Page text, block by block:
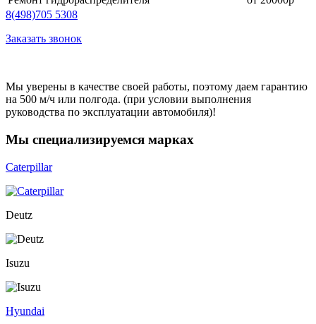
8(498)705 5308
Заказать звонок
Мы уверены в качестве своей работы, поэтому даем гарантию
на 500 м/ч или полгода. (при условии выполнения
руководства по эксплуатации автомобиля)!
Мы специализируемся марках
Сaterpillar
Deutz
Isuzu
Hyundai